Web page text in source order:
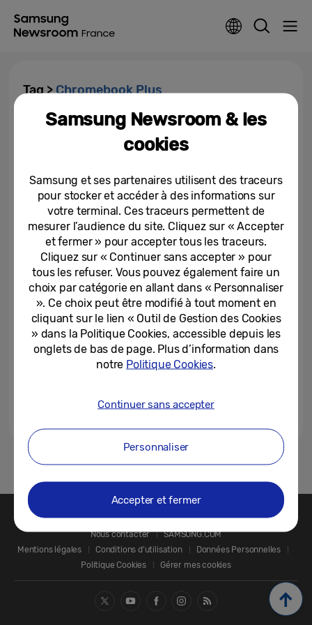
Tag >Chromebook Plus
Galaxy Book4 Edge : le nouveau
PC intelligent de Samsung
17-10-2024
Samsung dévoile le Galaxy
Chromebook Plus et ouvre le
pouvoir de l’Intelligence...
1
Nous contacter
SAMSUNG.COM
Mentions légales
Conditions d’utilisation
Données Personnelles
Politique Cookies
Gérer mes cookies
Samsung Newsroom & les
cookies
Samsung et ses partenaires utilisent des traceurs
pour stocker et accéder à des informations sur
votre terminal. Ces traceurs permettent de
mesurer l’audience du site. Cliquez sur « Accepter
et fermer » pour accepter tous les traceurs.
Cliquez sur « Continuer sans accepter » pour
tous les refuser. Vous pouvez également faire un
choix par catégorie en allant dans « Personnaliser
». Ce choix peut être modifié à tout moment en
cliquant sur le lien « Outil de Gestion des Cookies
» dans la Politique Cookies, accessible depuis les
onglets de bas de page. Plus d’information dans
notre Politique Cookies.
Continuer sans accepter
Personnaliser
Accepter et fermer